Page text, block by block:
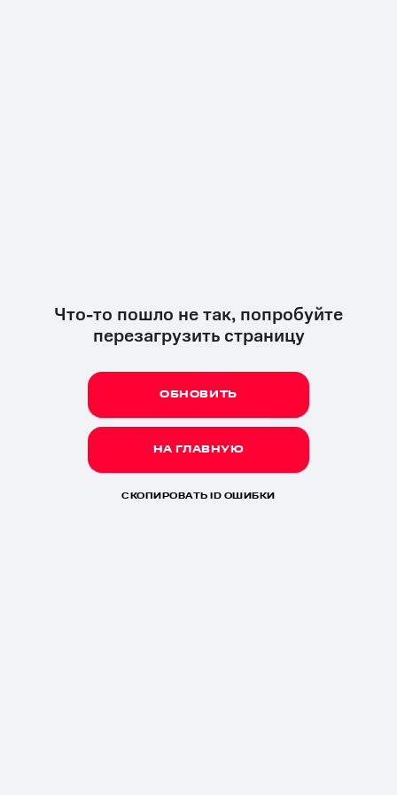
Что-то пошло не так, попробуйте
перезагрузить страницу
ОБНОВИТЬ
НА ГЛАВНУЮ
СКОПИРОВАТЬ ID ОШИБКИ